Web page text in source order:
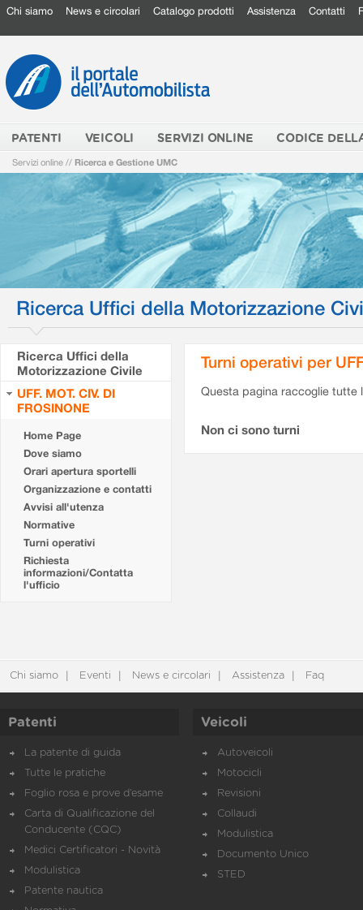
Chi siamo News e circolari Catalogo prodotti Assistenza Contatti
PATENTI VEICOLI SERVIZI ONLINE CODICE
Servizi online // Ricerca e Gestione UMC
Ricerca Uffici della Motorizzazione
Ricerca Uffici della
Motorizzazione Civile
UFF. MOT. CIV. DI
FROSINONE
Home Page
Dove siamo
Orari apertura sportelli
Organizzazione e contatti
Avvisi all'utenza
Normative
Turni operativi
Richiesta
informazioni/Contatta
l'ufficio
Turni operativi per
Questa pagina raccoglie tutte
Non ci sono turni
Chi siamo Eventi News e circolari Assistenza Faq
Patenti
La patente di guida
Tutte le pratiche
Foglio rosa e prove d’esame
Carta di Qualificazione del
Conducente (CQC)
Medici Certificatori - Novità
Modulistica
Patente nautica
Veicoli
Autoveicoli
Motocicli
Revisioni
Collaudi
Modulistica
Documento Unico
STED